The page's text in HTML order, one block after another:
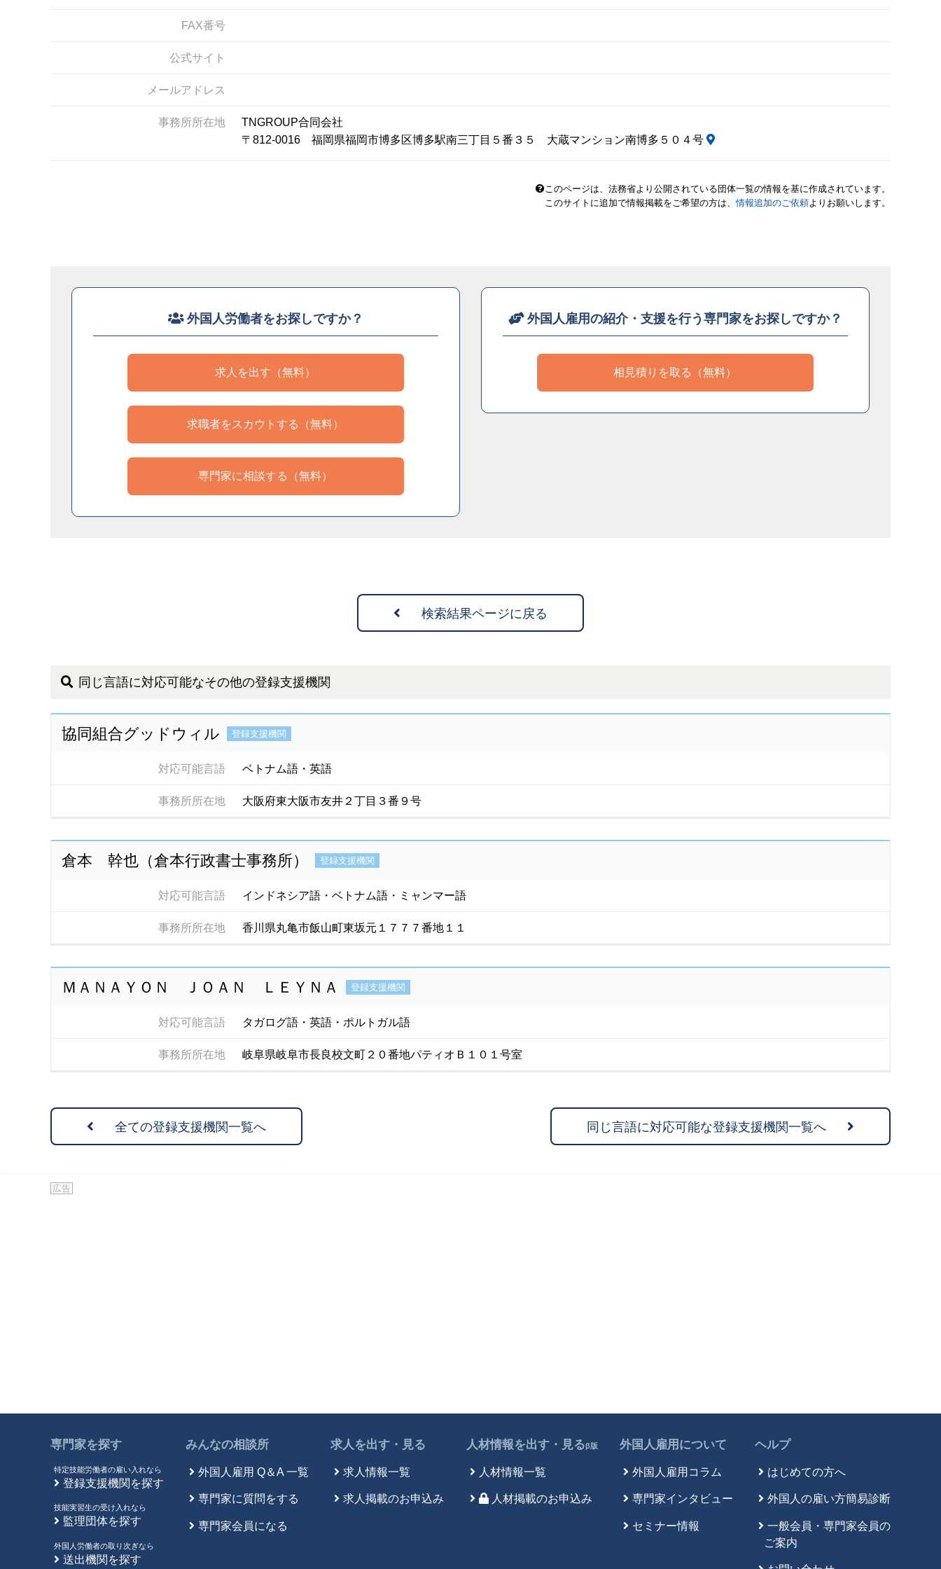
FAX番号
公式サイト
メールアドレス
事務所所在地
TNGROUP合同会社
〒812-0016 福岡県福岡市博多区博多駅南三丁目５番３５ 大蔵マンション南博多５０４号
このページは、法務省より公開されている団体一覧の情報を基に作成されています。
このサイトに追加で情報掲載をご希望の方は、情報追加のご依頼よりお願いします。
外国人労働者をお探しですか？
求人を出す（無料）
求職者をスカウトする（無料）
専門家に相談する（無料）
外国人雇用の紹介・支援を行う専門家をお探しですか？
相見積りを取る（無料）
検索結果ページに戻る
同じ言語に対応可能なその他の登録支援機関
協同組合グッドウィル 登録支援機関
対応可能言語 ベトナム語・英語
事務所所在地 大阪府東大阪市友井２丁目３番９号
倉本 幹也（倉本行政書士事務所） 登録支援機関
対応可能言語 インドネシア語・ベトナム語・ミャンマー語
事務所所在地 香川県丸亀市飯山町東坂元１７７７番地１１
ＭＡＮＡＹＯＮ ＪＯＡＮ ＬＥＹＮＡ 登録支援機関
対応可能言語 タガログ語・英語・ポルトガル語
事務所所在地 岐阜県岐阜市長良校文町２０番地パティオＢ１０１号室
全ての登録支援機関一覧へ 同じ言語に対応可能な登録支援機関一覧へ
広告
専門家を探す
特定技能労働者の雇い入れなら
登録支援機関を探す
技能実習生の受け入れなら
監理団体を探す
外国人労働者の取り次ぎなら
送出機関を探す
みんなの相談所
外国人雇用 Q＆A 一覧
専門家に質問をする
専門家会員になる
求人を出す・見る
求人情報一覧
求人掲載のお申込み
人材情報を出す・見るβ版
人材情報一覧
人材掲載のお申込み
外国人雇用について
外国人雇用コラム
専門家インタビュー
セミナー情報
ヘルプ
はじめての方へ
外国人の雇い方簡易診断
一般会員・専門家会員の
ご案内